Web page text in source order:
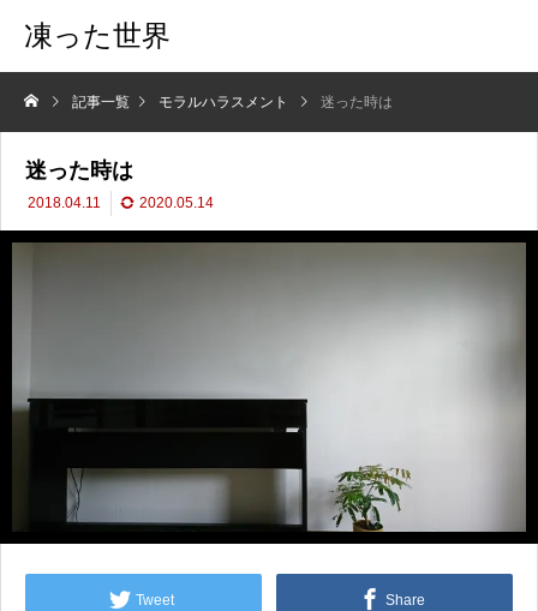
凍った世界
記事一覧 モラルハラスメント 迷った時は
迷った時は
2018.04.11 2020.05.14
Tweet Share